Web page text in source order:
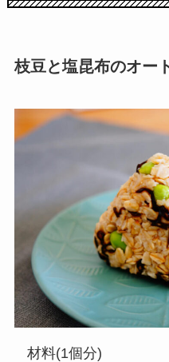
枝豆と塩昆布のオー
材料(1個分)